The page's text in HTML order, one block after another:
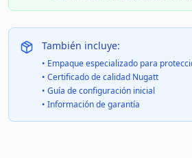
También incluye:
• Empaque especializado para
• Certificado de calidad Nugatt
• Guía de configuración inicial
• Información de garantía